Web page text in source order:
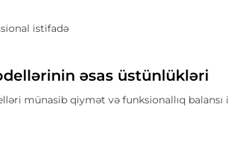
istifadə
əsas üstünlükləri
münasib qiymət və funksionallıq balansı